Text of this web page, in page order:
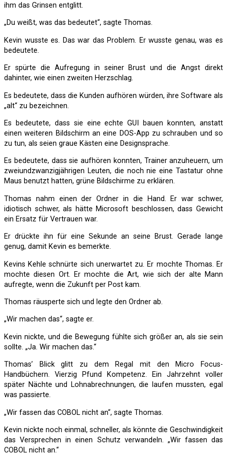
ihm das Grinsen entglitt.
„Du weißt, was das bedeutet“, sagte Thomas.
Kevin wusste es. Das war das Problem. Er wusste genau, was es
bedeutete.
Er spürte die Aufregung in seiner Brust und die Angst direkt
dahinter, wie einen zweiten Herzschlag.
Es bedeutete, dass die Kunden aufhören würden, ihre Software als
„alt“ zu bezeichnen.
Es bedeutete, dass sie eine echte GUI bauen konnten, anstatt
einen weiteren Bildschirm an eine DOS-App zu schrauben und so
zu tun, als seien graue Kästen eine Designsprache.
Es bedeutete, dass sie aufhören konnten, Trainer anzuheuern, um
zweiundzwanzigjährigen Leuten, die noch nie eine Tastatur ohne
Maus benutzt hatten, grüne Bildschirme zu erklären.
Thomas nahm einen der Ordner in die Hand. Er war schwer,
idiotisch schwer, als hätte Microsoft beschlossen, dass Gewicht
ein Ersatz für Vertrauen war.
Er drückte ihn für eine Sekunde an seine Brust. Gerade lange
genug, damit Kevin es bemerkte.
Kevins Kehle schnürte sich unerwartet zu. Er mochte Thomas. Er
mochte diesen Ort. Er mochte die Art, wie sich der alte Mann
aufregte, wenn die Zukunft per Post kam.
Thomas räusperte sich und legte den Ordner ab.
„Wir machen das“, sagte er.
Kevin nickte, und die Bewegung fühlte sich größer an, als sie sein
sollte. „Ja. Wir machen das.“
Thomas’ Blick glitt zu dem Regal mit den Micro Focus-
Handbüchern. Vierzig Pfund Kompetenz. Ein Jahrzehnt voller
später Nächte und Lohnabrechnungen, die laufen mussten, egal
was passierte.
„Wir fassen das COBOL nicht an“, sagte Thomas.
Kevin nickte noch einmal, schneller, als könnte die Geschwindigkeit
das Versprechen in einen Schutz verwandeln. „Wir fassen das
COBOL nicht an.“